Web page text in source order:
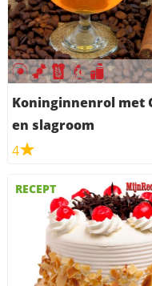
Koninginnenrol met Grand
en slagroom
4
RECEPT